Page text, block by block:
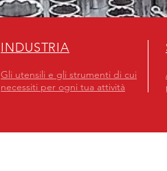
INDUSTRIA
Gli utensili e gli strumenti di cui
necessiti per ogni tua attività